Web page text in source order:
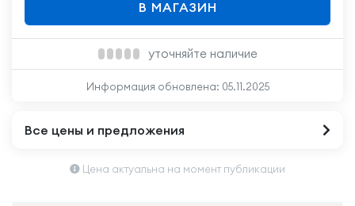
В МАГАЗИН
уточняйте наличие
Информация обновлена: 05.11.2025
Все цены и предложения
Цена актуальна на момент публикации